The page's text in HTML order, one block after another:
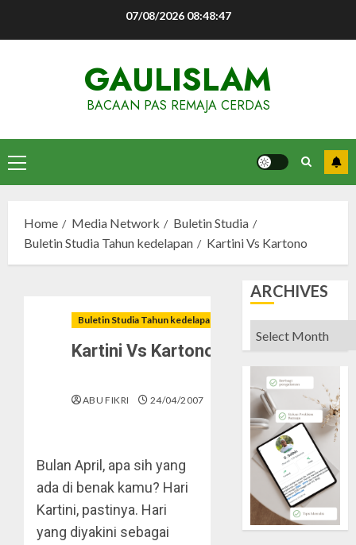
07/08/2026 08:48:48
GAULISLAM
BACAAN PAS REMAJA CERDAS
Primary
Menu
Home Media Network
Buletin Studia
Buletin Studia Tahun kedelapan
Kartini Vs Kartono
Buletin Studia Tahun kedelapan
Kartini Vs Kartono
ABU FIKRI 24/04/2007
Bulan April, apa sih yang
ada di benak kamu? Hari
Kartini, pastinya. Hari
yang diyakini sebagai
ARCHIVES
Archives